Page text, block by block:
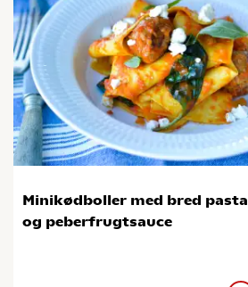
Minikødboller med bred pasta
og peberfrugtsauce